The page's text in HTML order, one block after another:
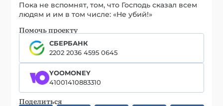
Пока не вспомнят, том, что Господь сказал всем
людям и им в том числе: «Не убий!»
Помочь проекту
СБЕРБАНК
2202 2036 4595 0645
YOOMONEY
41001410883310
Поделиться